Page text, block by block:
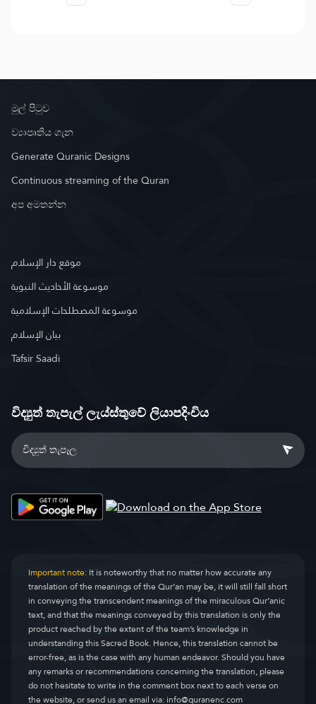
මුල් පිටුව
ව්‍යාපෘතිය ගැන
Generate Quranic Designs
Continuous streaming of the Quran
අප අමතන්න
موقع دار الإسلام
موسوعة الأحاديث النبوية
موسوعة المصطلحات الإسلامية
بيان الإسلام
Tafsir Saadi
විද්‍යුත් තැපැල් ලැය්ස්තුවේ ලියාපදිංචිය
Important note:It is noteworthy that no matter how accurate any
translation of the meanings of the Qur’an may be, it will still fall short
in conveying the transcendent meanings of the miraculous Qur’anic
text, and that the meanings conveyed by this translation is only the
product reached by the extent of the team’s knowledge in
understanding this Sacred Book. Hence, this translation cannot be
error-free, as is the case with any human endeavor. Should you have
any remarks or recommendations concerning the translation, please
do not hesitate to write in the comment box next to each verse on
the website, or send us an email via:info@quranenc.com